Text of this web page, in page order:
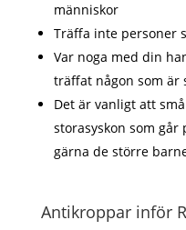
människor
Träffa inte personer
Var noga med din
träffat någon som är
Det är vanligt att
storasyskon som går
gärna de större
Antikroppar inför